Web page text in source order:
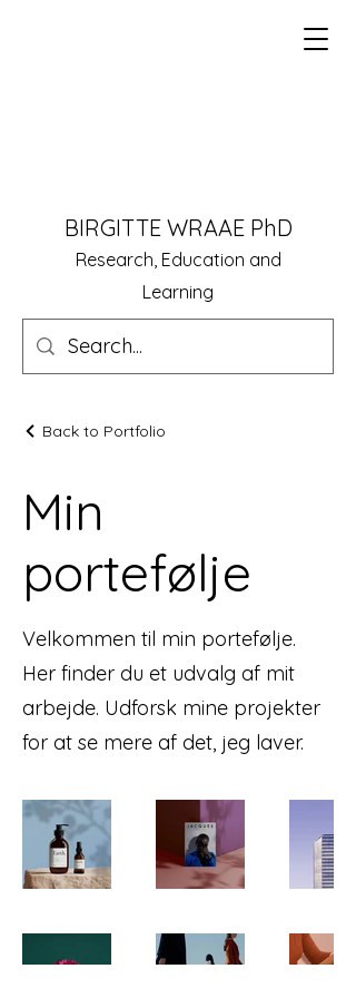
BIRGITTE WRAAE PhD
Research, Education and
Learning
Back to Portfolio
Min
portefølje
Velkommen til min portefølje.
Her finder du et udvalg af mit
arbejde. Udforsk mine projekter
for at se mere af det, jeg laver.